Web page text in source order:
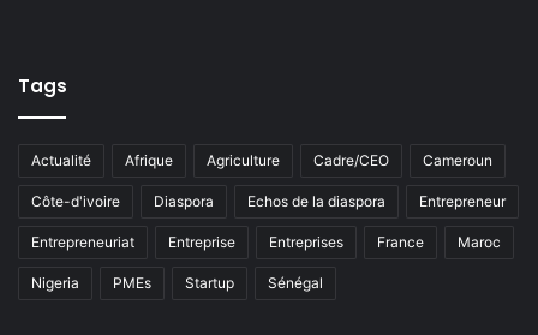
Tags
Actualité Afrique Agriculture Cadre/CEO Cameroun
Côte-d'ivoire Diaspora Echos de la diaspora Entrepreneur
Entrepreneuriat Entreprise Entreprises France Maroc
Nigeria PMEs Startup Sénégal